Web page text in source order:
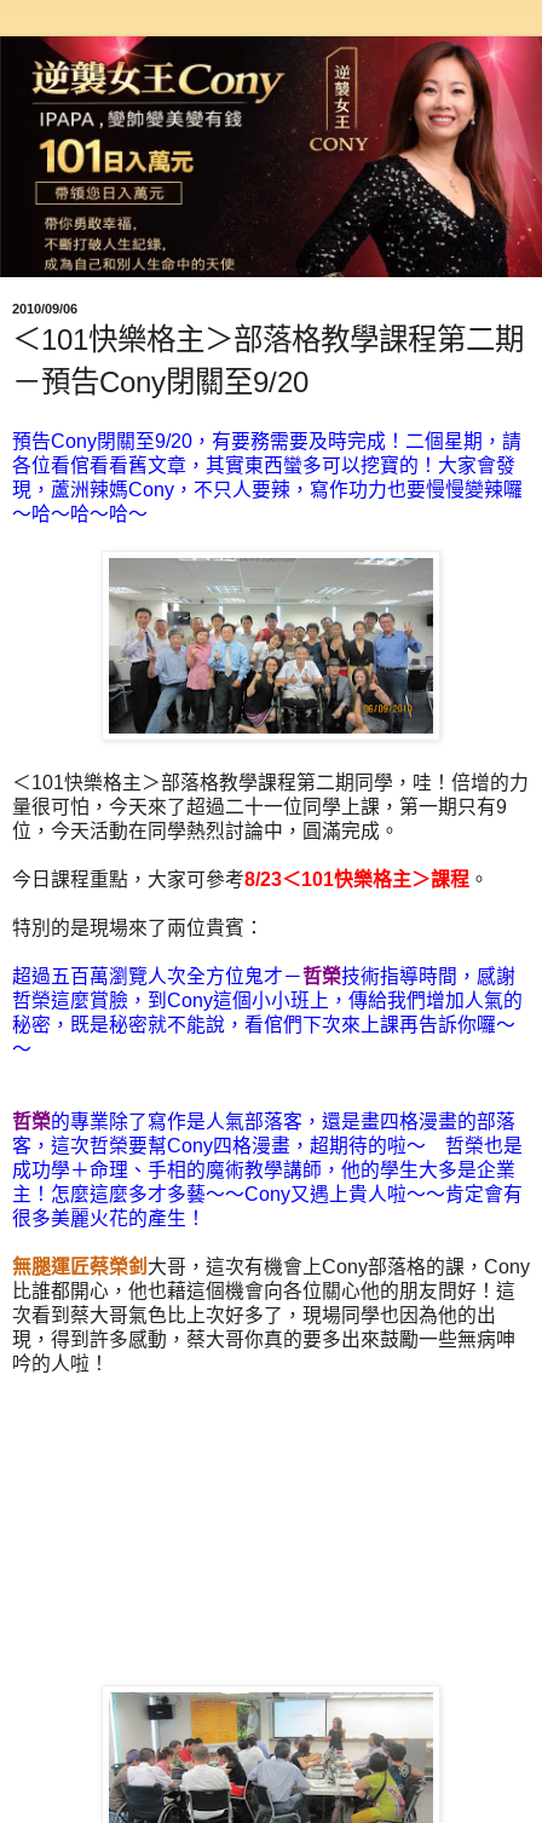
2010/09/06
＜101快樂格主＞部落格教學課程第二期
－預告Cony閉關至9/20
預告Cony閉關至9/20，有要務需要及時完成！二個星期，請
各位看倌看看舊文章，其實東西蠻多可以挖寶的！大家會發
現，蘆洲辣媽Cony，不只人要辣，寫作功力也要慢慢變辣囉
～哈～哈～哈～
＜101快樂格主＞部落格教學課程第二期同學，哇！倍增的力
量很可怕，今天來了超過二十一位同學上課，第一期只有9
位，今天活動在同學熱烈討論中，圓滿完成。
今日課程重點，大家可參考8/23＜101快樂格主＞課程 。
特別的是現場來了兩位貴賓：
超過五百萬瀏覽人次全方位鬼才－哲榮技術指導時間，感謝
哲榮這麼賞臉，到Cony這個小小班上，傳給我們增加人氣的
秘密，既是秘密就不能說，看倌們下次來上課再告訴你囉～
～
哲榮的專業除了寫作是人氣部落客，還是畫四格漫畫的部落
客，這次哲榮要幫Cony四格漫畫，超期待的啦～ 哲榮也是
成功學＋命理、手相的魔術教學講師，他的學生大多是企業
主！怎麼這麼多才多藝～～Cony又遇上貴人啦～～肯定會有
很多美麗火花的產生！
無腿運匠蔡榮釗 大哥，這次有機會上Cony部落格的課，Cony
比誰都開心，他也藉這個機會向各位關心他的朋友問好！這
次看到蔡大哥氣色比上次好多了，現場同學也因為他的出
現，得到許多感動，蔡大哥你真的要多出來鼓勵一些無病呻
吟的人啦！